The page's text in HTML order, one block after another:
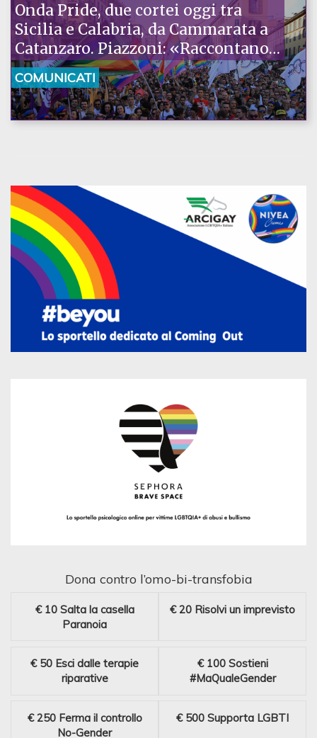
Onda Pride, due cortei oggi tra
Sicilia e Calabria, da Cammarata a
Catanzaro. Piazzoni: «Raccontano
la nostra ostinazione»
COMUNICATI
Dona contro l’omo-bi-transfobia
€ 10 Salta la casella
Paranoia
€ 20 Risolvi un imprevisto
€ 50 Esci dalle terapie
riparative
€ 100 Sostieni
#MaQualeGender
€ 250 Ferma il controllo
No-Gender
€ 500 Supporta LGBTI